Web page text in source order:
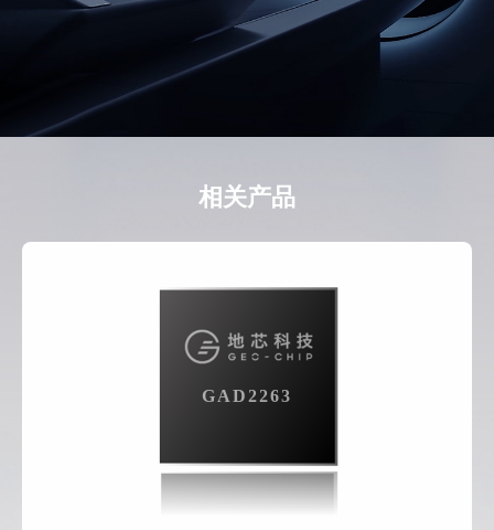
相关产品
GAD2263